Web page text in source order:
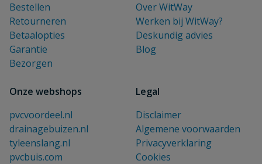
Bestellen
Retourneren
Betaalopties
Garantie
Bezorgen
Over WitWay
Werken bij WitWay?
Deskundig advies
Blog
Onze webshops
pvcvoordeel.nl
drainagebuizen.nl
tyleenslang.nl
pvcbuis.com
Legal
Disclaimer
Algemene voorwaarden
Privacyverklaring
Cookies